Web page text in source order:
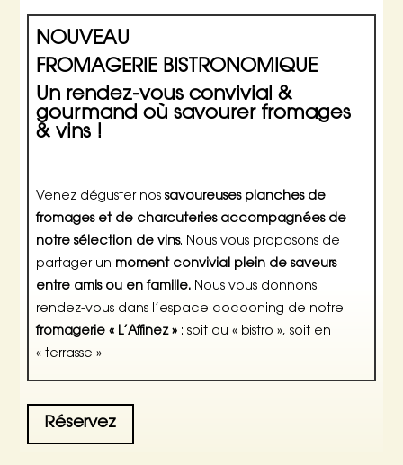
NOUVEAU
FROMAGERIE BISTRONOMIQUE
Un rendez-vous convivial &
gourmand où savourer fromages
& vins !
Venez déguster nossavoureuses planches de
fromages et de charcuteries accompagnées de
notre sélection de vins. Nous vous proposons de
partager un moment convivial plein de saveurs
entre amis ou en famille. Nous vous donnons
rendez-vous dans l’espace cocooning de notre
fromagerie « L’Affinez » : soit au « bistro », soit en
« terrasse ».
Réservez